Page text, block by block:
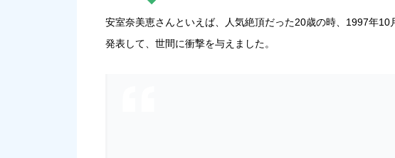
安室奈美恵さんといえば、人気絶頂だった20歳の時、1997年
発表して、世間に衝撃を与えました。